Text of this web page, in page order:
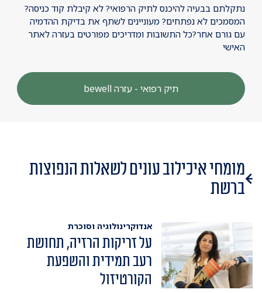
נתקלתם בבעיה להיכנס לתיק הרפואי? לא קיבלת קוד כניסה?
המסמכים לא נפתחים? מעוניינים לשתף את בדיקת ההדמיה
עם גורם אחר?כל התשובות ומדריכים מפורטים בעזרה לאתר
האישי
תיק רפואי - עזרה bewell
מומחי איכילוב עונים לשאלות הנפוצות
ברשת
אנדוקרינולוגיה וסוכרת
על זריקות הרזיה, תחושת
רעב תמידית והשפעת
הקורטיזול